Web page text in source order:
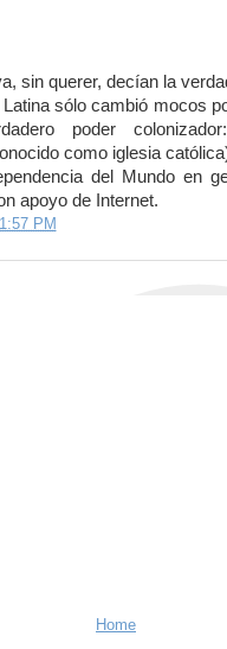
sin querer, decían la
sólo cambió mocos
poder
como iglesia
del Mundo en
apoyo de Internet.
PM
Home